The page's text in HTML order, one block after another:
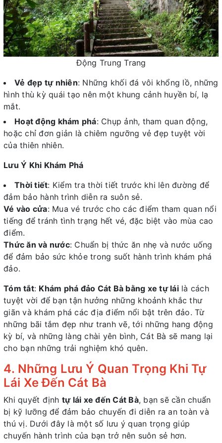
Động Trung Trang
Vẻ đẹp tự nhiên: Những khối đá vôi khổng lồ, những
hình thù kỳ quái tạo nên một khung cảnh huyền bí, lạ
mắt.
Hoạt động khám phá: Chụp ảnh, tham quan động,
hoặc chỉ đơn giản là chiêm ngưỡng vẻ đẹp tuyệt vời
của thiên nhiên.
Lưu Ý Khi Khám Phá
Thời tiết: Kiểm tra thời tiết trước khi lên đường để
đảm bảo hành trình diễn ra suôn sẻ.
Vé vào cửa: Mua vé trước cho các điểm tham quan nổi
tiếng để tránh tình trạng hết vé, đặc biệt vào mùa cao
điểm.
Thức ăn và nước: Chuẩn bị thức ăn nhẹ và nước uống
để đảm bảo sức khỏe trong suốt hành trình khám phá
đảo.
Tóm tắt: Khám phá đảo Cát Bà bằng xe tự láilà cách
tuyệt vời để bạn tận hưởng những khoảnh khắc thư
giãn và khám phá các địa điểm nổi bật trên đảo. Từ
những bãi tắm đẹp như tranh vẽ, tới những hang động
kỳ bí, và những làng chài yên bình, Cát Bà sẽ mang lại
cho bạn những trải nghiệm khó quên.
4. Những Lưu Ý Quan Trọng Khi Tự
Lái Xe Đến Cát Bà
Khi quyết định tự lái xe đến Cát Bà, bạn sẽ cần chuẩn
bị kỹ lưỡng để đảm bảo chuyến đi diễn ra an toàn và
thú vị. Dưới đây là một số lưu ý quan trọng giúp
chuyến hành trình của bạn trở nên suôn sẻ hơn.